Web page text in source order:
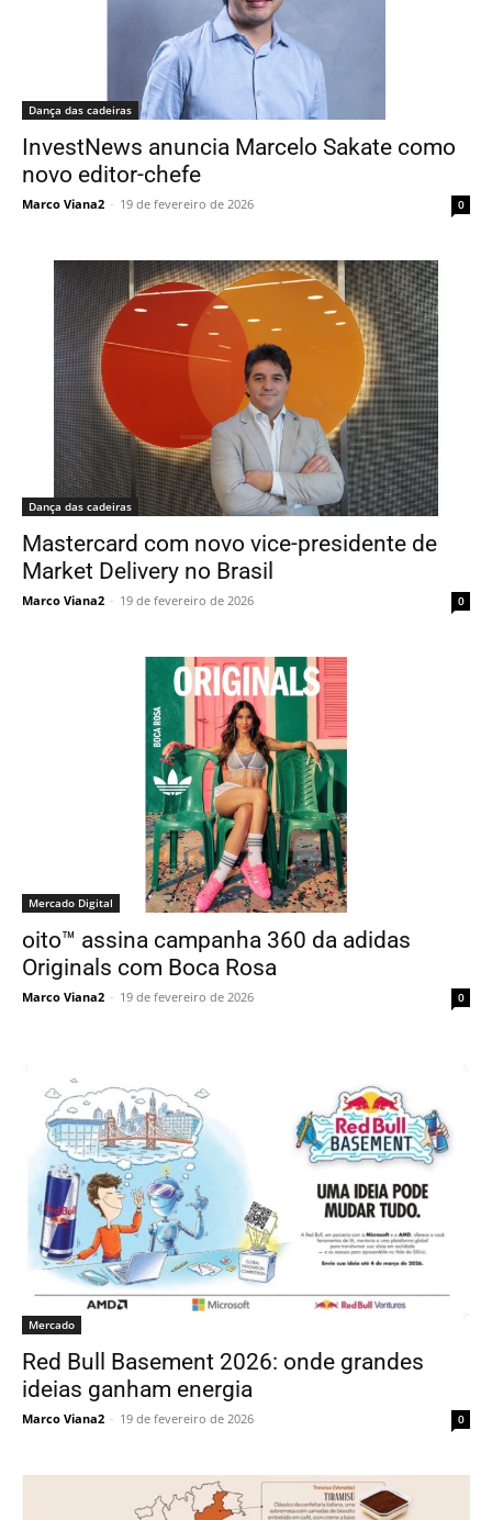
Dança das cadeiras
InvestNews anuncia Marcelo Sakate como
novo editor-chefe
Marco Viana2 - 19 de fevereiro de 2026 0
Dança das cadeiras
Mastercard com novo vice-presidente de
Market Delivery no Brasil
Marco Viana2 - 19 de fevereiro de 2026 0
Mercado Digital
oito™ assina campanha 360 da adidas
Originals com Boca Rosa
Marco Viana2 - 19 de fevereiro de 2026 0
Mercado
Red Bull Basement 2026: onde grandes
ideias ganham energia
Marco Viana2 - 19 de fevereiro de 2026 0